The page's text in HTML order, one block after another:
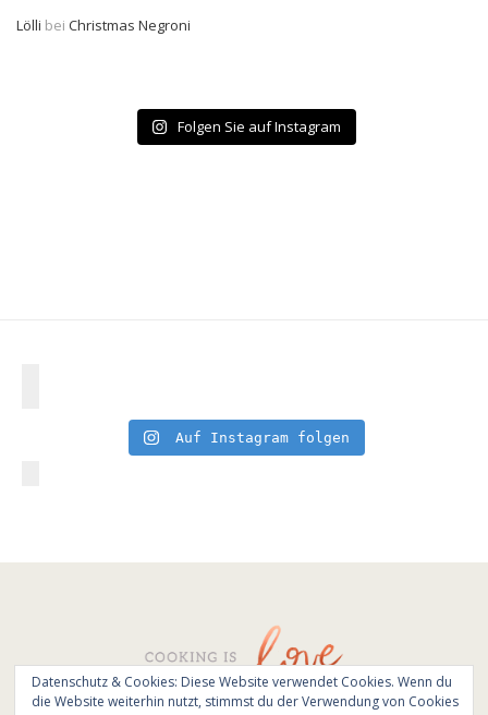
Lölli bei Christmas Negroni
Folgen Sie auf Instagram
Auf Instagram folgen
© All Rights Reserved - Cooking is love 2017.
Datenschutz & Cookies: Diese Website verwendet Cookies. Wenn du
die Website weiterhin nutzt, stimmst du der Verwendung von Cookies